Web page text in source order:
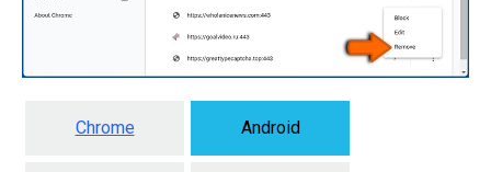
Chrome Android